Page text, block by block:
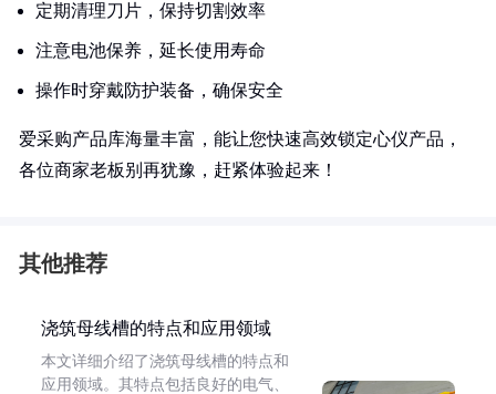
定期清理刀片，保持切割效率
注意电池保养，延长使用寿命
操作时穿戴防护装备，确保安全
爱采购产品库海量丰富，能让您快速高效锁定心仪产品，
各位商家老板别再犹豫，赶紧体验起来！
其他推荐
浇筑母线槽的特点和应用领域
本文详细介绍了浇筑母线槽的特点和
应用领域。其特点包括良好的电气、